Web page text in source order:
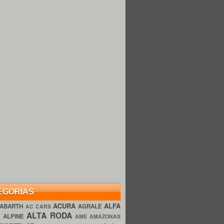
ABARTH AC CARS ACURA AGRALE ALFA
ALPINEALTA RODA AME AMAZONAS